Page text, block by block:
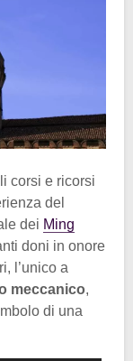
corsi e ricorsi
del
dei Ming
doni in onore
l’unico a
meccanico,
di una